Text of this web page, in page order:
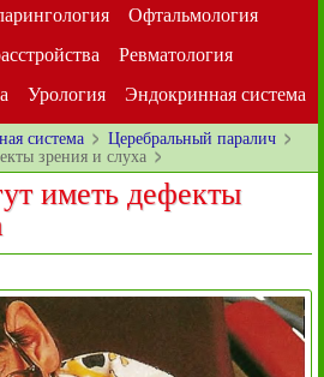
Офтальмология
Ревматология
Урология Эндокринная система
система
Церебральный паралич
зрения и слуха
иметь дефекты